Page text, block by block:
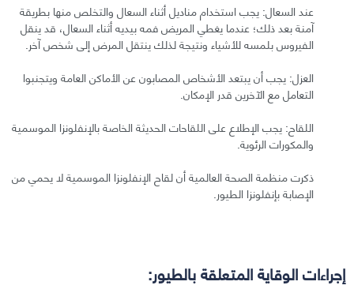
عند السعال: يجب استخدام مناديل أثناء السعال والتخلص منها بطريقة
آمنة بعد ذلك؛ عندما يغطي المريض فمه بيديه أثناء السعال، قد ينقل
الفيروس بلمسه للأشياء ونتيجة لذلك ينتقل المرض إلى شخص آخر.
العزل: يجب أن يبتعد الأشخاص المصابون عن الأماكن العامة ويتجنبوا
التعامل مع الآخرين قدر الإمكان.
اللقاح: يجب الإطلاع على اللقاحات الحديثة الخاصة بالإنفلونزا الموسمية
والمكورات الرئوية.
ذكرت منظمة الصحة العالمية أن لقاح الإنفلونزا الموسمية لا يحمي من
الإصابة بإنفلونزا الطيور.
إجراءات الوقاية المتعلقة بالطيور: